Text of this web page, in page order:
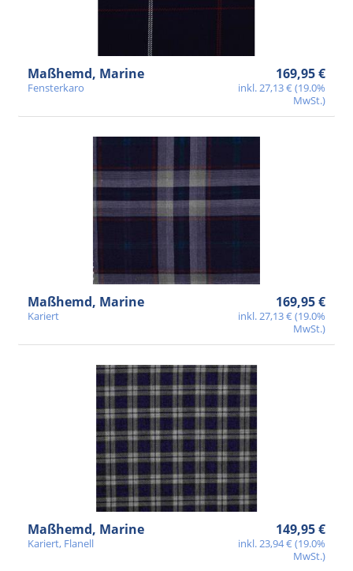
Maßhemd, Marine
Fensterkaro
169,95 €
inkl. 27,13 € (19.0%
MwSt.)
Maßhemd, Marine
Kariert
169,95 €
inkl. 27,13 € (19.0%
MwSt.)
Maßhemd, Marine
Kariert, Flanell
149,95 €
inkl. 23,94 € (19.0%
MwSt.)